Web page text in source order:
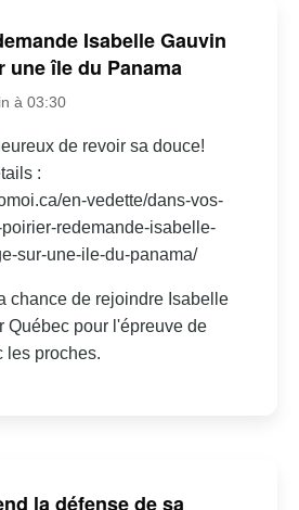
Isabelle Gauvin
une île du Panama
à 03:30
de revoir sa douce!
:
en-vedette/dans-vos-
redemande-isabelle-
sur-une-ile-du-panama/
chance de rejoindre Isabelle
Québec pour l'épreuve de
les proches.
la défense de sa